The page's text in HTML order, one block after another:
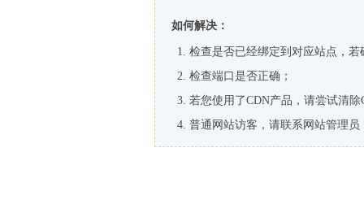
如何解决：
检查是否已经绑定到对应站点，
检查端口是否正确；
若您使用了CDN产品，请尝试清除
普通网站访客，请联系网站管理员